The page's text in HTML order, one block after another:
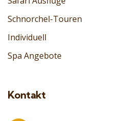
Schnorchel-Touren
Individuell
Spa Angebote
Kontakt